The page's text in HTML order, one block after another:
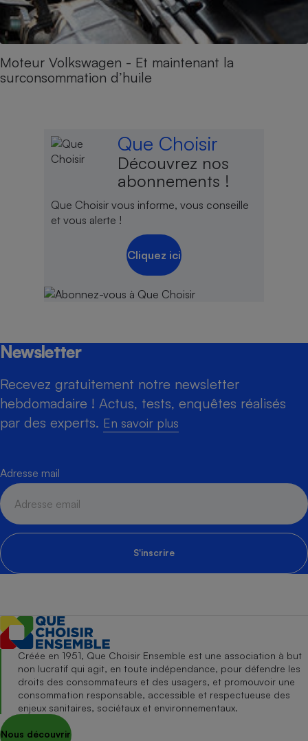
Moteur Volkswagen - Et maintenant la
surconsommation d’huile
Que Choisir
Découvrez nos
abonnements !
Que Choisir vous informe, vous conseille
et vous alerte !
Cliquez ici
Newsletter
Recevez gratuitement notre newsletter
hebdomadaire ! Actus, tests, enquêtes réalisés
par des experts. En savoir plus
Adresse mail
S'inscrire
Créée en 1951, Que Choisir Ensemble est une association à but
non lucratif qui agit, en toute indépendance, pour défendre les
droits des consommateurs et des usagers, et promouvoir une
consommation responsable, accessible et respectueuse des
enjeux sanitaires, sociétaux et environnementaux.
Nous découvrir